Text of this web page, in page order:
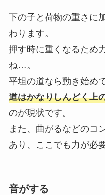
下の子と荷物の重さに
わります。
押す時に重くなるため
ね…。
平坦の道なら動き始め
道はかなりしんどく上
のが現状です。
また、曲がるなどのコ
あり、ここでも力が必
音がする